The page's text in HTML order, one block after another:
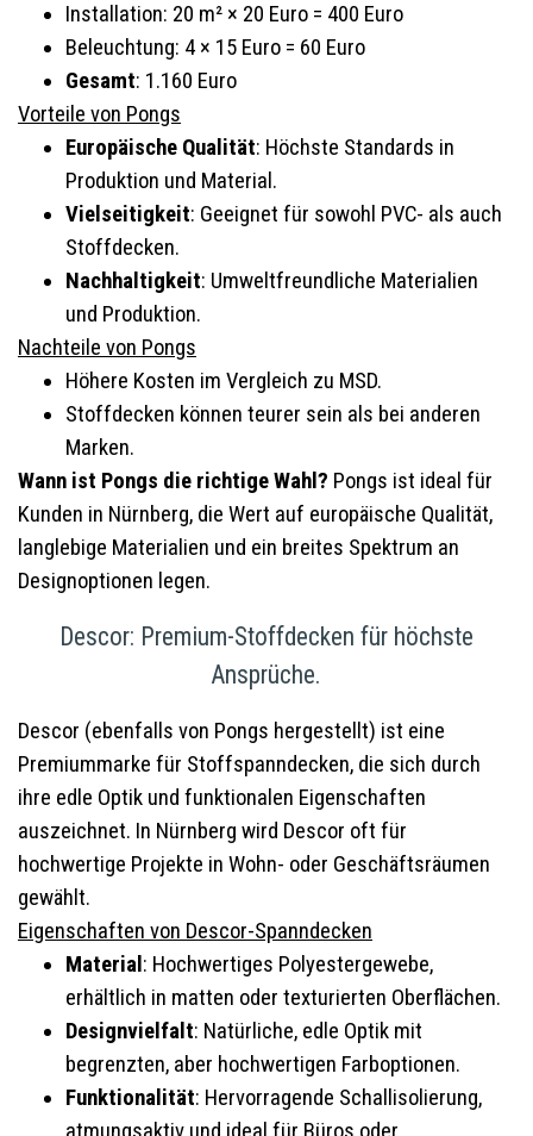
Installation: 20 m² × 20 Euro = 400 Euro
Beleuchtung: 4 × 15 Euro = 60 Euro
Gesamt: 1.160 Euro
Vorteile von Pongs
Europäische Qualität: Höchste Standards in
Produktion und Material.
Vielseitigkeit: Geeignet für sowohl PVC- als auch
Stoffdecken.
Nachhaltigkeit: Umweltfreundliche Materialien
und Produktion.
Nachteile von Pongs
Höhere Kosten im Vergleich zu MSD.
Stoffdecken können teurer sein als bei anderen
Marken.
Wann ist Pongs die richtige Wahl? Pongs ist ideal für
Kunden in Nürnberg, die Wert auf europäische Qualität,
langlebige Materialien und ein breites Spektrum an
Designoptionen legen.
Descor: Premium-Stoffdecken für höchste
Ansprüche.
Descor (ebenfalls von Pongs hergestellt) ist eine
Premiummarke für Stoffspanndecken, die sich durch
ihre edle Optik und funktionalen Eigenschaften
auszeichnet. In Nürnberg wird Descor oft für
hochwertige Projekte in Wohn- oder Geschäftsräumen
gewählt.
Eigenschaften von Descor-Spanndecken
Material : Hochwertiges Polyestergewebe,
erhältlich in matten oder texturierten Oberflächen.
Designvielfalt: Natürliche, edle Optik mit
begrenzten, aber hochwertigen Farboptionen.
Funktionalität: Hervorragende Schallisolierung,